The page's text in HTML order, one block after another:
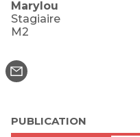
Marylou
Stagiaire
M2
PUBLICATION